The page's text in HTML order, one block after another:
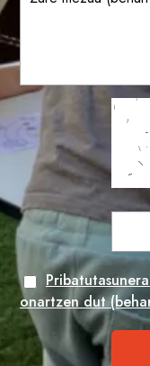
onartzen dut